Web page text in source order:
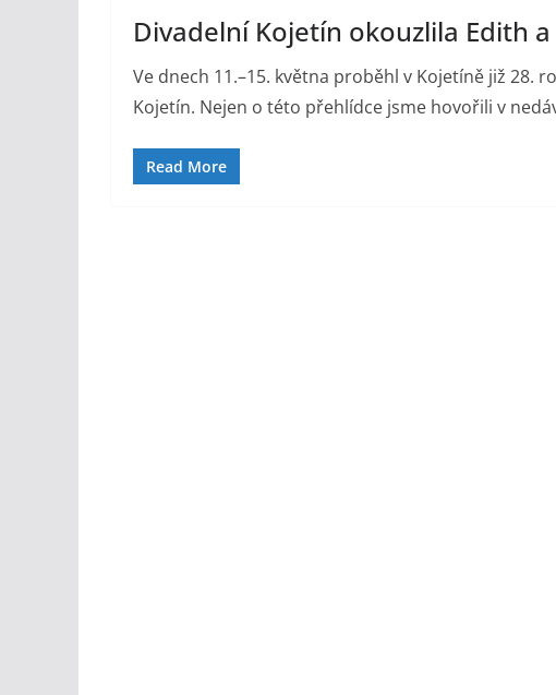
Divadelní Kojetín okouzlila Edith
Ve dnech 11.–15. května proběhl v Kojetíně již 28.
Kojetín. Nejen o této přehlídce jsme hovořili v
Read More